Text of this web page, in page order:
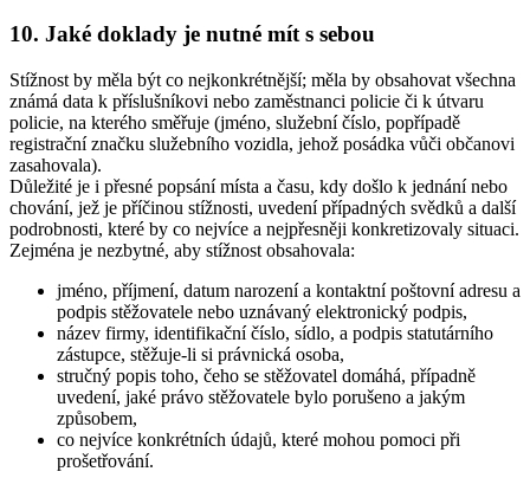
10. Jaké doklady je nutné mít s sebou
Stížnost by měla být co nejkonkrétnější; měla by obsahovat všechna
známá data k příslušníkovi nebo zaměstnanci policie či k útvaru
policie, na kterého směřuje (jméno, služební číslo, popřípadě
registrační značku služebního vozidla, jehož posádka vůči občanovi
zasahovala).
Důležité je i přesné popsání místa a času, kdy došlo k jednání nebo
chování, jež je příčinou stížnosti, uvedení případných svědků a další
podrobnosti, které by co nejvíce a nejpřesněji konkretizovaly situaci.
Zejména je nezbytné, aby stížnost obsahovala:
jméno, příjmení, datum narození a kontaktní poštovní adresu a
podpis stěžovatele nebo uznávaný elektronický podpis,
název firmy, identifikační číslo, sídlo, a podpis statutárního
zástupce, stěžuje-li si právnická osoba,
stručný popis toho, čeho se stěžovatel domáhá, případně
uvedení, jaké právo stěžovatele bylo porušeno a jakým
způsobem,
co nejvíce konkrétních údajů, které mohou pomoci při
prošetřování.